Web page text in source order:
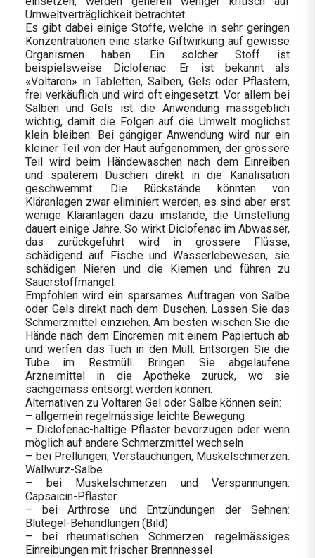
Umweltverträglichkeit betrachtet.
Es gibt dabei einige Stoffe, welche in sehr geringen
Konzentrationen eine starke Giftwirkung auf gewisse
Organismen haben. Ein solcher Stoff ist
beispielsweise Diclofenac. Er ist bekannt als
«Voltaren» in Tabletten, Salben, Gels oder Pflastern,
frei verkäuflich und wird oft eingesetzt. Vor allem bei
Salben und Gels ist die Anwendung massgeblich
wichtig, damit die Folgen auf die Umwelt möglichst
klein bleiben: Bei gängiger Anwendung wird nur ein
kleiner Teil von der Haut aufgenommen, der grössere
Teil wird beim Händewaschen nach dem Einreiben
und späterem Duschen direkt in die Kanalisation
geschwemmt. Die Rückstände könnten von
Kläranlagen zwar eliminiert werden, es sind aber erst
wenige Kläranlagen dazu imstande, die Umstellung
dauert einige Jahre. So wirkt Diclofenac im Abwasser,
das zurückgeführt wird in grössere Flüsse,
schädigend auf Fische und Wasserlebewesen, sie
schädigen Nieren und die Kiemen und führen zu
Sauerstoffmangel.
Empfohlen wird ein sparsames Auftragen von Salbe
oder Gels direkt nach dem Duschen. Lassen Sie das
Schmerzmittel einziehen. Am besten wischen Sie die
Hände nach dem Eincremen mit einem Papiertuch ab
und werfen das Tuch in den Müll. Entsorgen Sie die
Tube im Restmüll. Bringen Sie abgelaufene
Arzneimittel in die Apotheke zurück, wo sie
sachgemäss entsorgt werden können.
Alternativen zu Voltaren Gel oder Salbe können sein:
– allgemein regelmässige leichte Bewegung
– Diclofenac-haltige Pflaster bevorzugen oder wenn
möglich auf andere Schmerzmittel wechseln
– bei Prellungen, Verstauchungen, Muskelschmerzen:
Wallwurz-Salbe
– bei Muskelschmerzen und Verspannungen:
Capsaicin-Pflaster
– bei Arthrose und Entzündungen der Sehnen:
Blutegel-Behandlungen (Bild)
– bei rheumatischen Schmerzen: regelmässiges
Einreibungen mit frischer Brennnessel